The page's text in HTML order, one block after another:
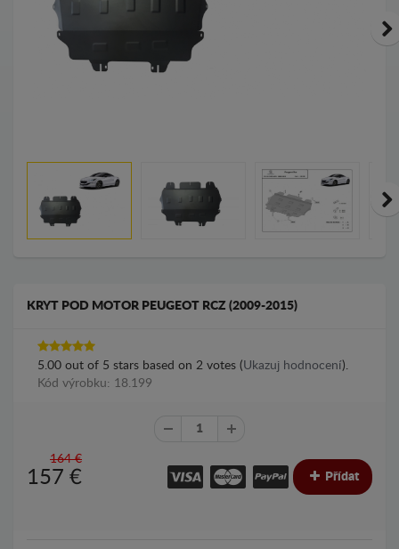
KRYT POD MOTOR PEUGEOT RCZ (2009-2015)
5.00 out of 5 stars based on 2 votes (Ukazuj hodnocení).
Kód výrobku: 18.199
164 €
157 € Přídat